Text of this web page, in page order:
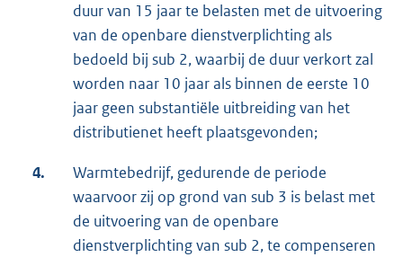
duur van 15 jaar te belasten met de uitvoering
van de openbare dienstverplichting als
bedoeld bij sub 2, waarbij de duur verkort zal
worden naar 10 jaar als binnen de eerste 10
jaar geen substantiële uitbreiding van het
distributienet heeft plaatsgevonden;
4.
Warmtebedrijf, gedurende de periode
waarvoor zij op grond van sub 3 is belast met
de uitvoering van de openbare
dienstverplichting van sub 2, te compenseren